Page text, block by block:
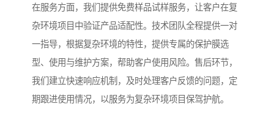
在服务方面，我们提供免费样品试样服务，让客户在复
杂环境项目中验证产品适配性。技术团队全程提供一对
一指导，根据复杂环境的特性，提供专属的保护膜选
型、使用与维护方案，帮助客户使用风险。售后环节，
我们建立快速响应机制，及时处理客户反馈的问题，定
期跟进使用情况，以服务为复杂环境项目保驾护航。